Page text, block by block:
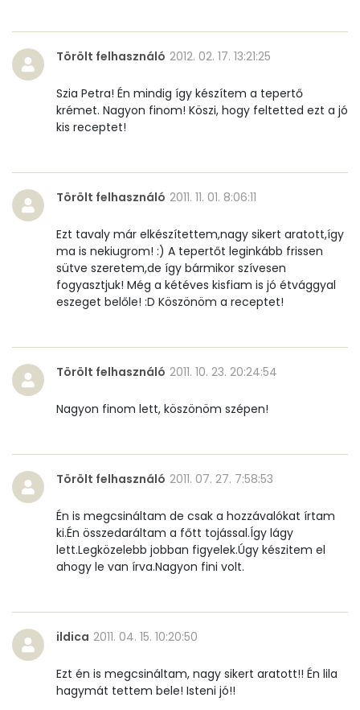
B12 Vitamin:
0 micro
E vitamin:
C vitamin:
1 mg
D vitamin:
K vitamin:
1 micro
Riboflavin - B2 vitamin:
0 mg
Niacin - B3 vitamin:
0 mg
Folsav - B9-vitamin:
22 micro
α-karotin
0 micro
β-karotin
11 micro
β-crypt
5 micro
Összesen 614 kcal
Törölt felhasználó 2012. 02. 17. 13:21:25
Szia Petra! Én mindig így készítem a tepertő
krémet. Nagyon finom! Köszi, hogy feltetted ezt a jó
kis receptet!
Törölt felhasználó 2011. 11. 01. 8:06:11
Ezt tavaly már elkészítettem,nagy sikert aratott,így
ma is nekiugrom! :) A tepertőt leginkább frissen
sütve szeretem,de így bármikor szívesen
fogyasztjuk! Még a kétéves kisfiam is jó étvággyal
eszeget belőle! :D Köszönöm a receptet!
Törölt felhasználó 2011. 10. 23. 20:24:54
Nagyon finom lett, köszönöm szépen!
Törölt felhasználó 2011. 07. 27. 7:58:53
Én is megcsináltam de csak a hozzávalókat írtam
ki.Én összedaráltam a főtt tojással.Így lágy
lett.Legközelebb jobban figyelek.Úgy készitem el
ahogy le van írva.Nagyon fini volt.
ildica 2011. 04. 15. 10:20:50
Ezt én is megcsináltam, nagy sikert aratott!! Én lila
hagymát tettem bele! Isteni jó!!